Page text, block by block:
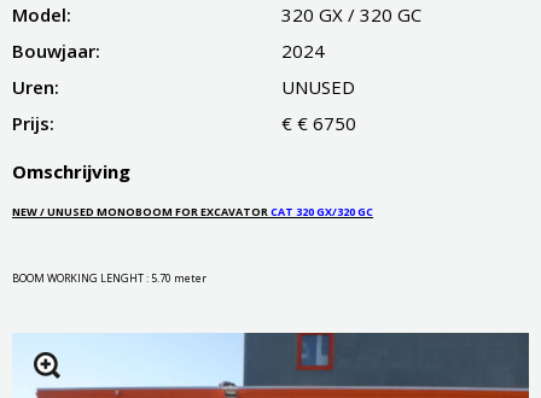
Model:
320 GX / 320 GC
Bouwjaar:
2024
Uren:
UNUSED
Prijs:
€ € 6750
Omschrijving
NEW / UNUSED MONOBOOM FOR EXCAVATORCAT 320 GX/320 GC
BOOM WORKING LENGHT : 5.70 meter